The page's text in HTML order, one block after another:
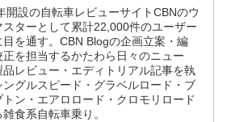
開設の自転車レビューサイトCBNのウ
スターとして累計22,000件のユーザー
目を通す。CBN Blogの企画立案・編
正を担当するかたわら日々のニュー
品レビュー・エディトリアル記事を執
ングルスピード・グラベルロード・ブ
トン・エアロロード・クロモリロード
食系自転車乗り。